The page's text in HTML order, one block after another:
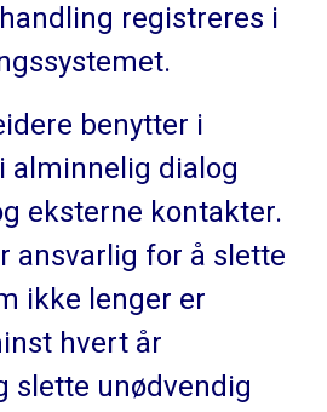
registreres i
benytter i
alminnelig dialog
eksterne kontakter.
ansvarlig for å slette
ikke lenger er
hvert år
slette unødvendig